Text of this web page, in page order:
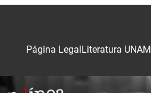
Literatura UNAM
Página Legal